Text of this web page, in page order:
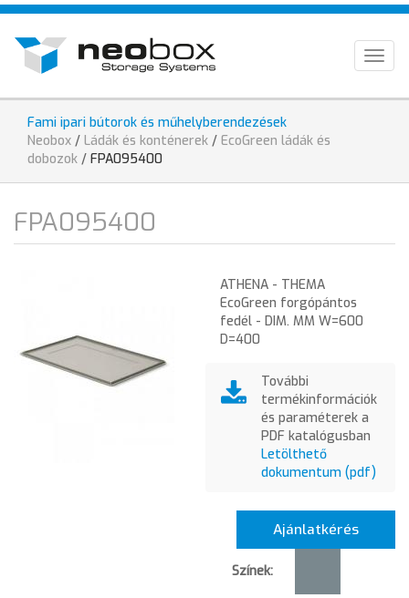
Ugrás
tartalomra
EN
Fami ipari bútorok és műhelyberendezések
Jelenlegi
hely
Neobox / Ládák és konténerek / EcoGreen ládák és
dobozok / FPA095400
FPA095400
ATHENA - THEMA
EcoGreen forgópántos
fedél - DIM. MM W=600
D=400
További
termékinformációk
és paraméterek a
PDF katalógusban
Letölthető
dokumentum (pdf)
Ajánlatkérés
Színek: